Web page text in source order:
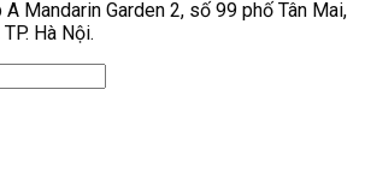
năng?
Mandarin Garden 2, số 99 phố Tân Mai,
Hà Nội.